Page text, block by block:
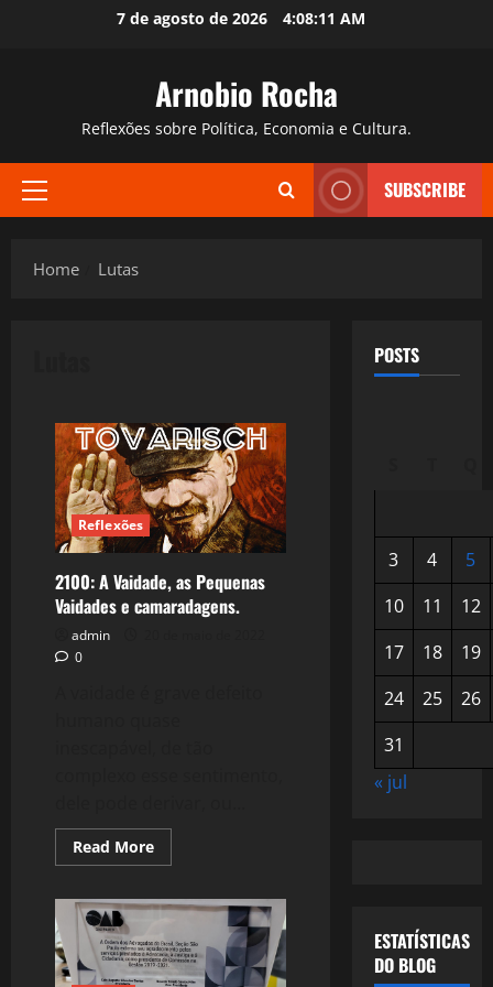
7 de agosto de 2026 4:08:12 AM
Arnobio Rocha
Reflexões sobre Política, Economia e Cultura.
Primary
SUBSCRIBE
Home Lutas
Reflexões
2100: A Vaidade, as Pequenas
Vaidades e camaradagens.
admin
0
Read MoreRead
more
A
as
Pequenas
Vaidades
POSTS
3 4
5
10
11
12
17
18
19
24
25
26
31
« jul
ESTATÍSTICAS
DO BLOG